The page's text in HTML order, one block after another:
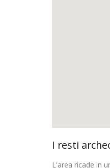
I resti
L'area ricade in